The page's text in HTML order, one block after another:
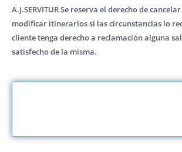
A.J.SERVITUR Se reserva el derecho de
modificar itinerarios si las circunstancias lo
cliente tenga derecho a reclamación alguna
satisfecho de la misma.